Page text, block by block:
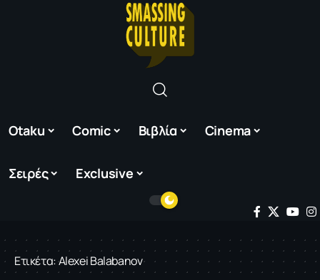
Otaku Comic Βιβλία Cinema
Σειρές Exclusive
Ετικέτα:Alexei Balabanov